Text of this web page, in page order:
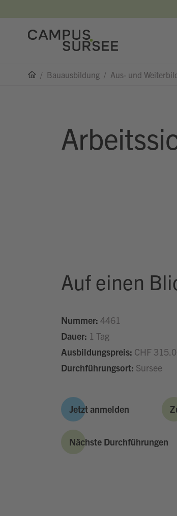
/ Bauausbildung / Aus- und
Auf einen
Nummer: 4461
Dauer: 1 Tag
Ausbildungspreis: CHF
Durchführungsort: Sursee
Jetzt anmelden
Nächste Durchführungen